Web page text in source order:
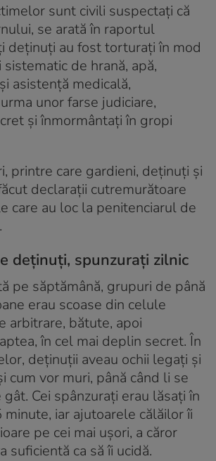
sunt civili suspectați că
se arată în raportul
deținuți au fost torturați în mod
de hrană, apă,
asistență medicală,
unor farse judiciare,
și înmormântați în gropi
printre care gardieni, deținuți și
declarații cutremurătoare
care au loc la penitenciarul de
deținuți, spunzurați zilnic
pe săptămână, grupuri de până
erau scoase din celule
arbitrare, bătute, apoi
în cel mai deplin secret. În
deținuții aveau ochii legați și
cum vor muri, până când li se
Cei spânzurați erau lăsați în
iar ajutoarele călăilor îi
pe cei mai ușori, a căror
suficientă ca să îi ucidă.